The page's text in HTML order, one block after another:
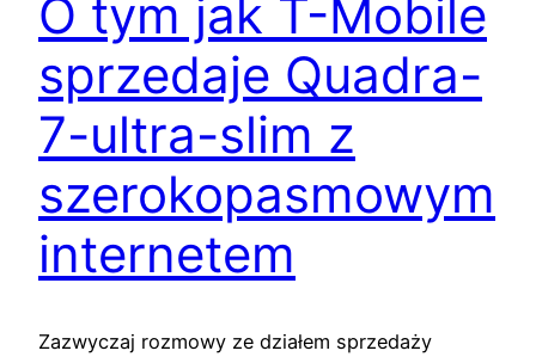
O tym jak T-Mobile
sprzedaje Quadra-
7-ultra-slim z
szerokopasmowym
internetem
Zazwyczaj rozmowy ze działem sprzedaży